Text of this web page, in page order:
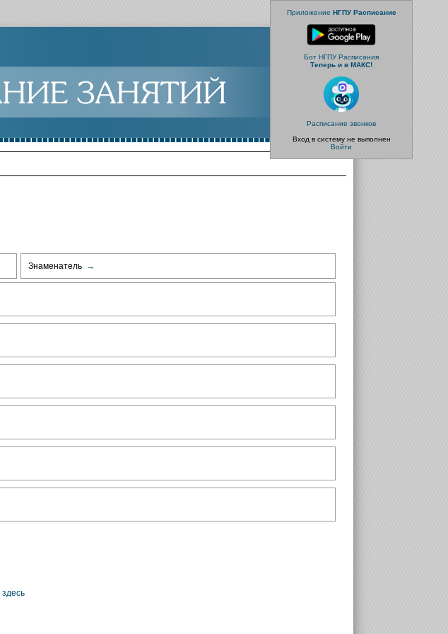
Приложение НГПУ Расписание
Бот НГПУ Расписания
Теперь и в МАКС!
Расписание звонков
Вход в систему не выполнен
Войти
Знаменатель →
здесь